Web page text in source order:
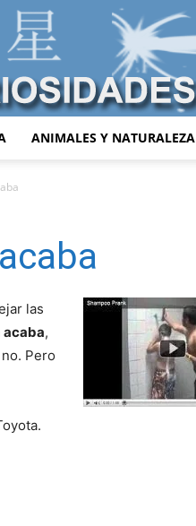
del
ANIMALES Y NATURALEZA
las
acaba,
Pero